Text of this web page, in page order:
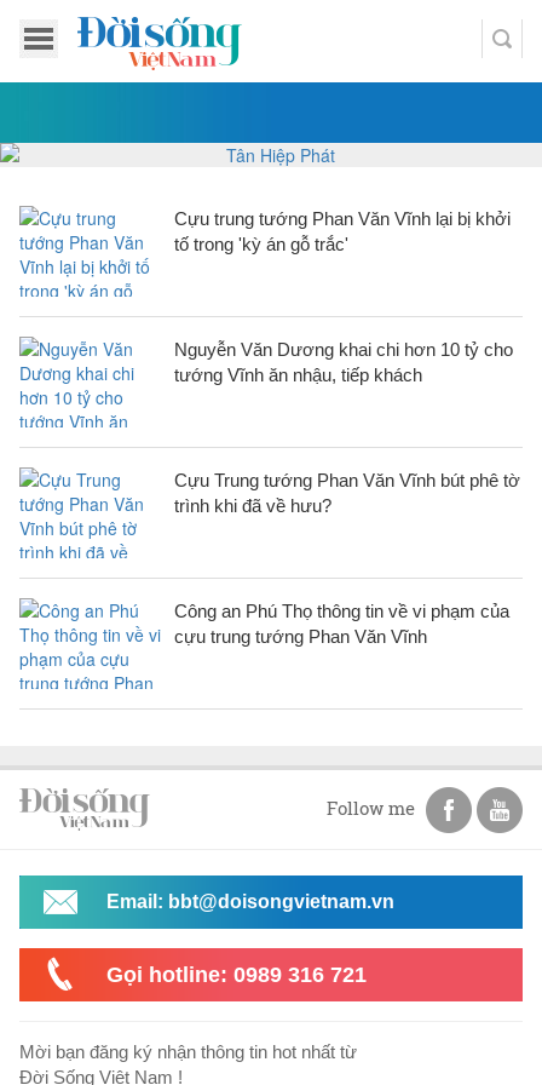
Cựu trung tướng Phan Văn Vĩnh lại bị khởi
tố trong 'kỳ án gỗ trắc'
Nguyễn Văn Dương khai chi hơn 10 tỷ cho
tướng Vĩnh ăn nhậu, tiếp khách
Cựu Trung tướng Phan Văn Vĩnh bút phê tờ
trình khi đã về hưu?
Công an Phú Thọ thông tin về vi phạm của
cựu trung tướng Phan Văn Vĩnh
Follow me
Email: bbt@doisongvietnam.vn
Gọi hotline: 0989 316 721
Mời bạn đăng ký nhận thông tin hot nhất từ
Đời Sống Việt Nam !